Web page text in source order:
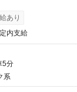
あり
内支給
5分
系